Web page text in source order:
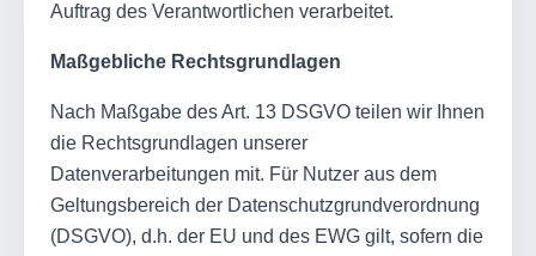
Auftrag des Verantwortlichen verarbeitet.
Maßgebliche Rechtsgrundlagen
Nach Maßgabe des Art. 13 DSGVO teilen wir Ihnen
die Rechtsgrundlagen unserer
Datenverarbeitungen mit. Für Nutzer aus dem
Geltungsbereich der Datenschutzgrundverordnung
(DSGVO), d.h. der EU und des EWG gilt, sofern die